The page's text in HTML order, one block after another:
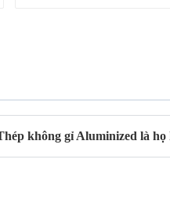
không gỉ Aluminized là họ